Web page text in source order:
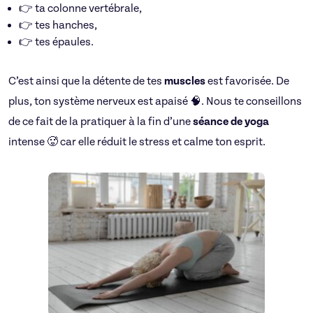
👉 ta colonne vertébrale,
👉 tes hanches,
👉 tes épaules.
C’est ainsi que la détente de tes musclesest favorisée. De
plus, ton système nerveux est apaisé 🧠. Nous te conseillons
de ce fait de la pratiquer à la fin d’uneséance de yoga
intense 🥵 car elle réduit le stress et calme ton esprit.